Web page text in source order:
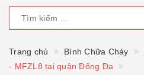
Trang chủ Bình Chữa Cháy
- MFZL8 tai quận Đống Đa